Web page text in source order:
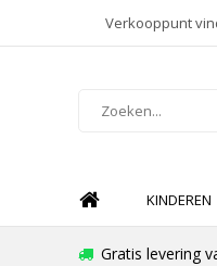
Verkooppunt
KINDEREN
Gratis levering